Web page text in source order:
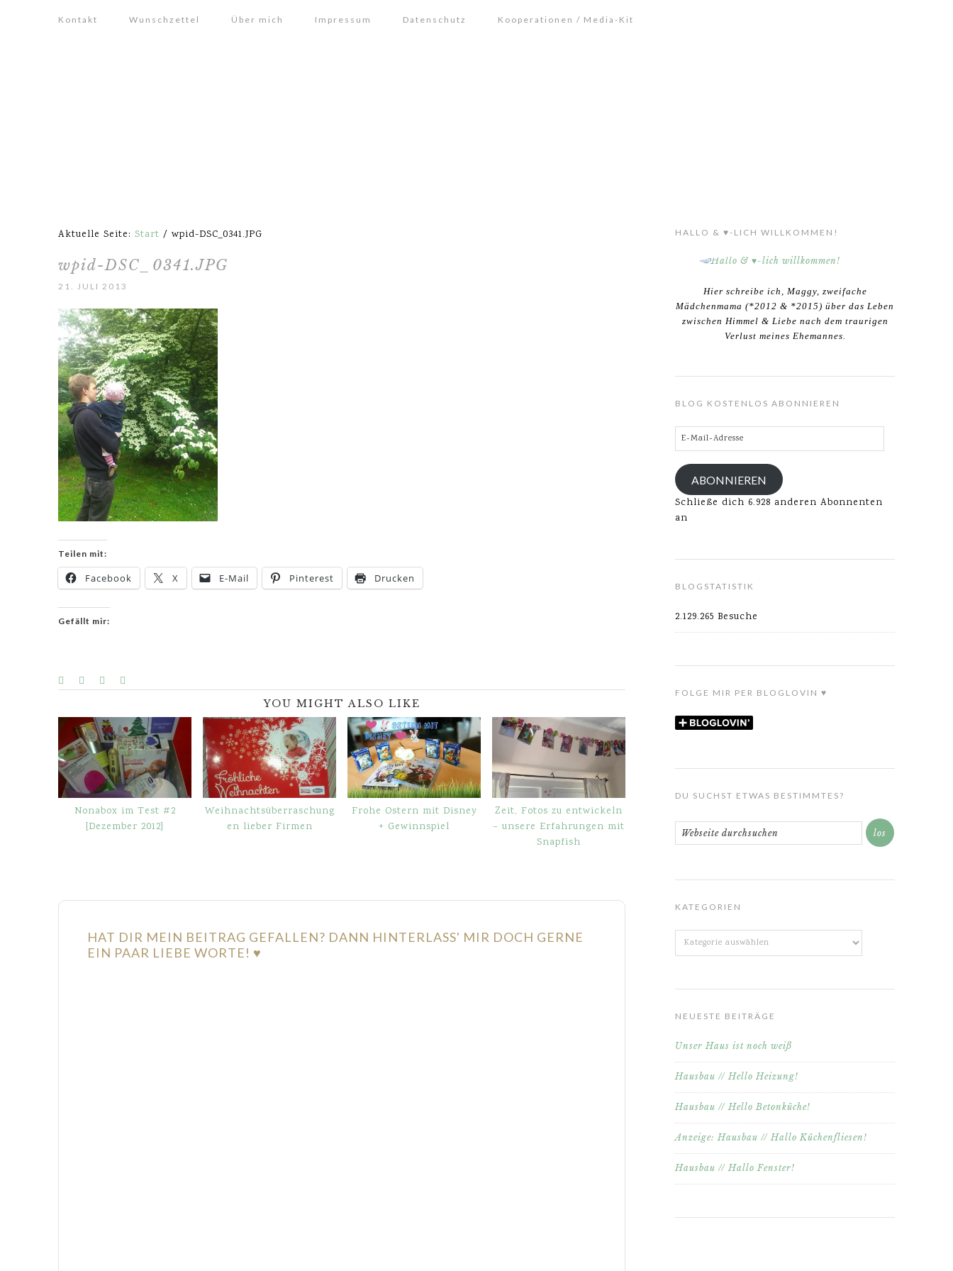
Kontakt Wunschzettel Über mich Impressum Datenschutz Kooperationen / Media-Kit
Aktuelle Seite: Start / wpid-DSC_0341.JPG
wpid-DSC_0341.JPG
21. JULI 2013
Teilen mit:
Facebook X E-Mail Pinterest Drucken
Gefällt mir:
YOU MIGHT ALSO LIKE
Nonabox im Test #2
[Dezember 2012]
Weihnachtsüberraschung
en lieber Firmen
Frohe Ostern mit Disney
+ Gewinnspiel
Zeit, Fotos zu entwickeln
– unsere Erfahrungen mit
Snapfish
HAT DIR MEIN BEITRAG GEFALLEN? DANN HINTERLASS' MIR DOCH GERNE
EIN PAAR LIEBE WORTE! ♥
HALLO & ♥-LICH WILLKOMMEN!
Hier schreibe ich, Maggy, zweifache
Mädchenmama (*2012 & *2015) über das Leben
zwischen Himmel & Liebe nach dem traurigen
Verlust meines Ehemannes.
BLOG KOSTENLOS ABONNIEREN
E-
Mail-
Adresse
ABONNIEREN
Schließe dich 6.928 anderen Abonnenten
an
BLOGSTATISTIK
2.129.265 Besuche
FOLGE MIR PER BLOGLOVIN ♥
DU SUCHST ETWAS BESTIMMTES?
KATEGORIEN
Kategorien
NEUESTE BEITRÄGE
Unser Haus ist noch weiß
Hausbau // Hello Heizung!
Hausbau // Hello Betonküche!
Anzeige: Hausbau // Hallo Küchenfliesen!
Hausbau // Hallo Fenster!